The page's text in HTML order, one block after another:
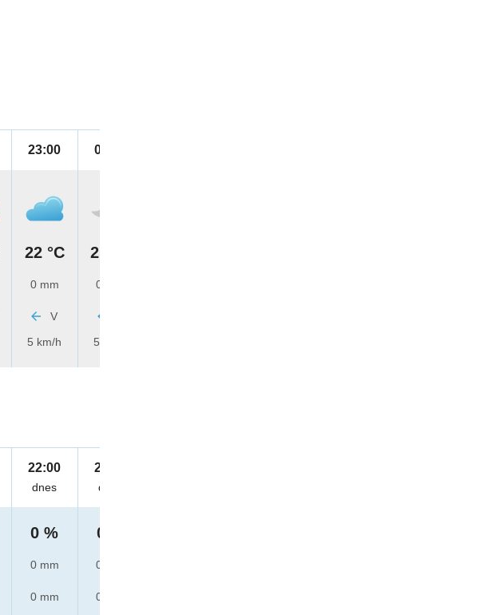
23:00
22 °C
0 mm
V
5 km/h
00:00
21 °C
0 mm
5 km/h
22:00
dnes
0 %
0 mm
0 mm
23:00
dnes
0 %
0 mm
0 mm